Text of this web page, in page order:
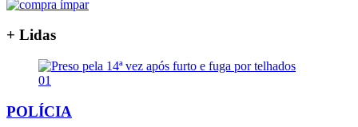
+ Lidas
01
POLÍCIA